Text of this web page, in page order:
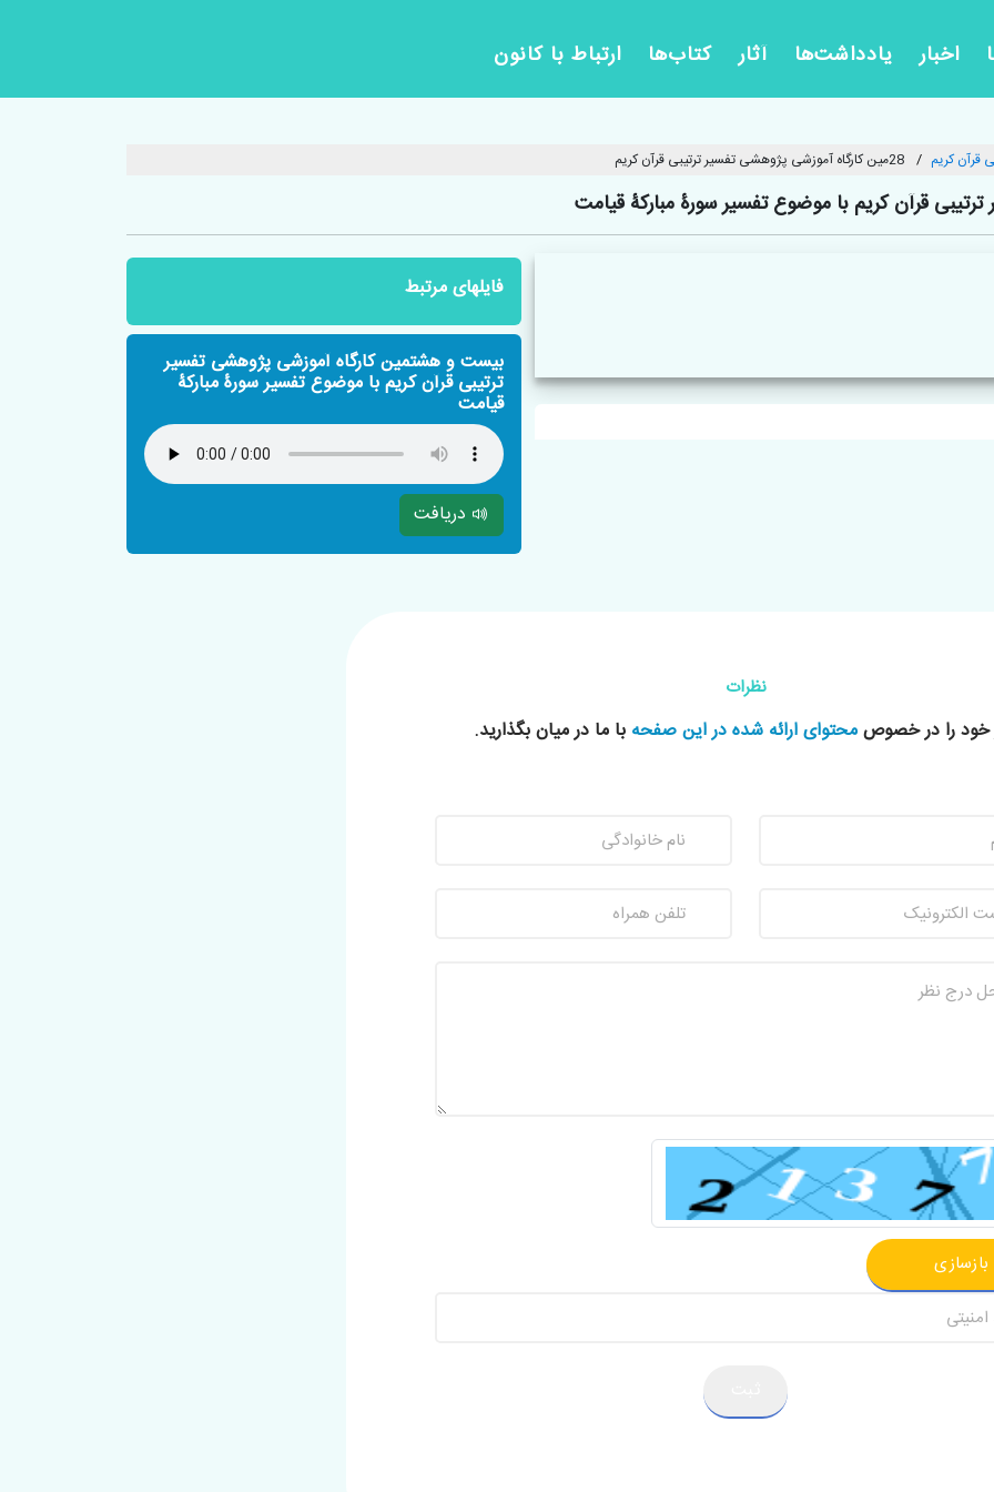
اخبار یادداشت‌ها آثار کتاب‌ها ارتباط با کانون
قرآن کریم 28مین کارگاه آموزشی پژوهشی تفسیر ترتیبی قرآن کریم
قرآن کریم با موضوع تفسیر سورۀ مبارکۀ قیامت
فایلهای مرتبط
بیست و هشتمین کارگاه آموزشی پژوهشی تفسیر
ترتیبی قرآن کریم با موضوع تفسیر سورۀ مبارکۀ
قیامت
دریافت
نظرات
خود را در خصوصمحتوای ارائه شده در این صفحهبا ما در میان بگذارید.
بازسازی